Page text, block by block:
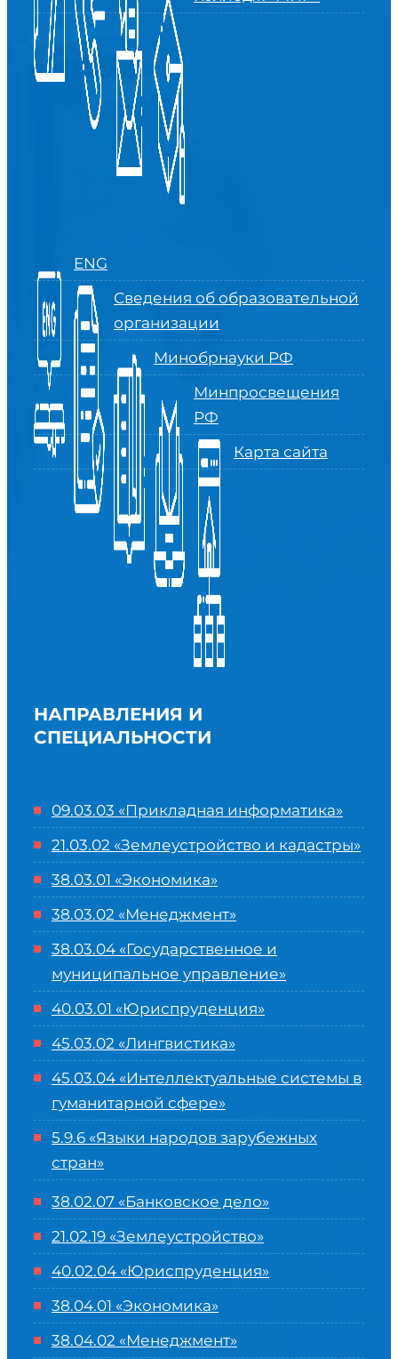
ENG
Сведения об образовательной
организации
Минобрнауки РФ
Минпросвещения
РФ
Карта сайта
НАПРАВЛЕНИЯ И
СПЕЦИАЛЬНОСТИ
09.03.03 «Прикладная информатика»
21.03.02 «Землеустройство и кадастры»
38.03.01 «Экономика»
38.03.02 «Менеджмент»
38.03.04 «Государственное и
муниципальное управление»
40.03.01 «Юриспруденция»
45.03.02 «Лингвистика»
45.03.04 «Интеллектуальные системы в
гуманитарной сфере»
5.9.6 «Языки народов зарубежных
стран»
38.02.07 «Банковское дело»
21.02.19 «Землеустройство»
40.02.04 «Юриспруденция»
38.04.01 «Экономика»
38.04.02 «Менеджмент»